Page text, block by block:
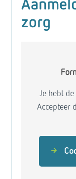
zorg
Je hebt
Accepteer